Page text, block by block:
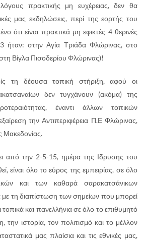
πρακτικής μη ευχέρειας, δεν θα
μας εκδηλώσεις, περί της εορτής του
ότι είναι πρακτικά μη εφικτές 4 θερινές
ήταν: στην Αγία Τριάδα Φλώρινας, στο
Βίγλα Πισοδερίου Φλώρινας)!
τη δέουσα τοπική στήριξη, αφού οι
δεν τυγχάνουν (ακόμα) της
έναντι άλλων τοπικών
την Αντιπεριφέρεια Π.Ε Φλώρινας,
Μακεδονίας.
από την 2-5-15, ημέρα της Ιδρυσης του
είναι όλο το εύρος της εμπειρίας, σε όλο
και των καθαρά σαρακατσάνικων
τη διαπίστωση των σημείων που μπορεί
και πανελλήνια σε όλο το επιθυμητό
ιστορία, τον πολιτισμό και το μέλλον
μας πλαίσια και τις εθνικές μας,